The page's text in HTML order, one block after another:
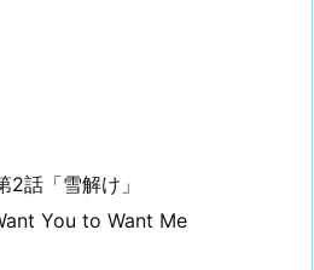
話「雪解け」
You to Want Me